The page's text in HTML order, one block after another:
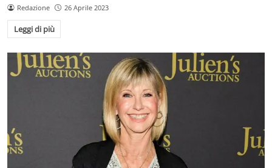
Redazione 26 Aprile 2023
Leggi di più